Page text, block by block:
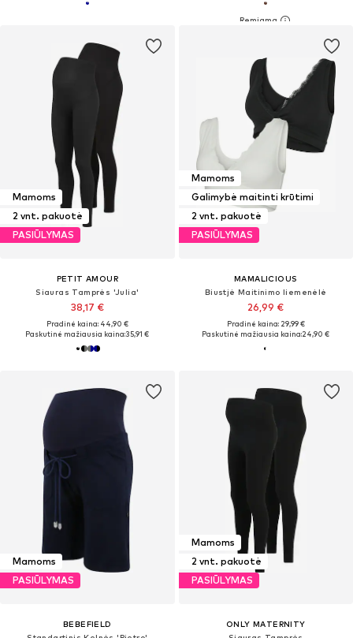
Mamoms
2 vnt. pakuotė
PASIŪLYMAS
PETIT AMOUR
Siauras Tamprės 'Julia'
38,17 €
Pradinė kaina: 44,90 €
Paskutinė mažiausia kaina:35,91 €
Mamoms
Galimybė maitinti krūtimi
2 vnt. pakuotė
PASIŪLYMAS
MAMALICIOUS
Biustjė Maitinimo liemenėlė
26,99 €
Pradinė kaina: 29,99 €
Paskutinė mažiausia kaina:24,90 €
Mamoms
PASIŪLYMAS
BEBEFIELD
Mamoms
2 vnt. pakuotė
PASIŪLYMAS
ONLY MATERNITY